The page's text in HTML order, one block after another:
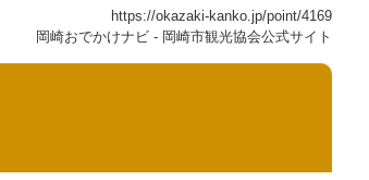
https://okazaki-kanko.jp/point/4169
岡崎おでかけナビ - 岡崎市観光協会公式サイト